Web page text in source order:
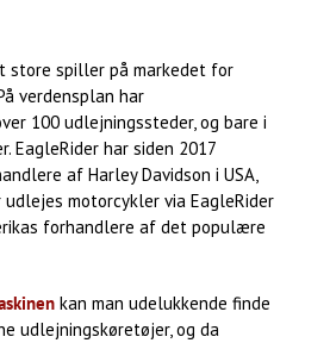
store spiller på markedet for
verdensplan har
100 udlejningssteder, og bare i
EagleRider har siden 2017
af Harley Davidson i USA,
motorcykler via EagleRider
forhandlere af det populære
kan man udelukkende finde
udlejningskøretøjer, og da